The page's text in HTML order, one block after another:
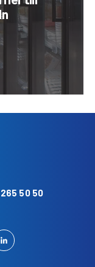
265 50 50